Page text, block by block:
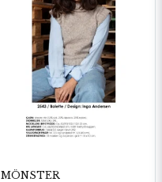
MÖNSTER